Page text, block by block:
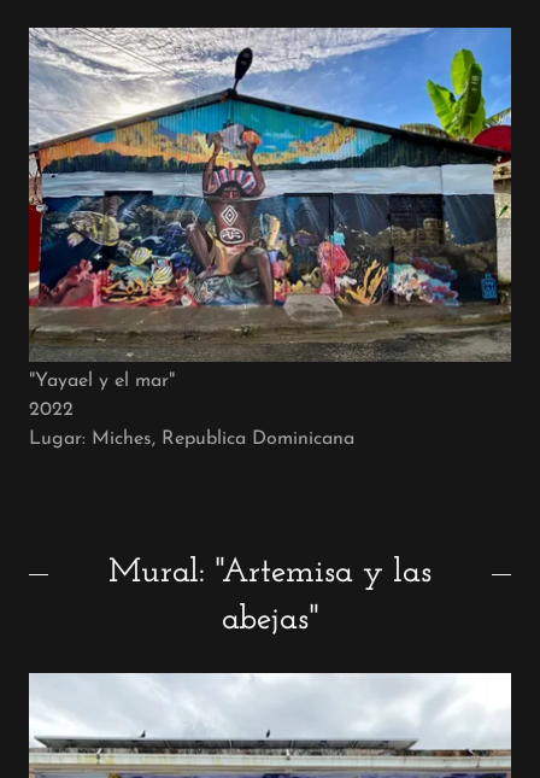
"Yayael y el mar"
2022
Lugar: Miches, Republica Dominicana
Mural: "Artemisa y las
abejas"